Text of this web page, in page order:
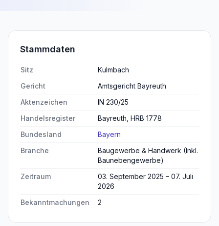
Stammdaten
Sitz
Kulmbach
Gericht
Amtsgericht Bayreuth
Aktenzeichen
IN 230/25
Handelsregister
Bayreuth, HRB 1778
Bundesland
Bayern
Branche
Baugewerbe & Handwerk (Inkl.
Baunebengewerbe)
Zeitraum
03. September 2025 – 07. Juli
2026
Bekanntmachungen
2